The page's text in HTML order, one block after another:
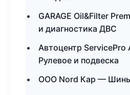
GARAGE Oil&Filter
и диагностика ДВС
Автоцентр
Рулевое и подвеска
ООО Nord Кар —